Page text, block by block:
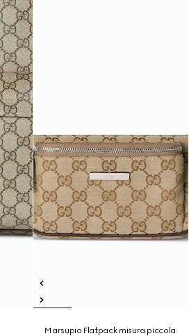
Marsupio Flatpack misura piccola